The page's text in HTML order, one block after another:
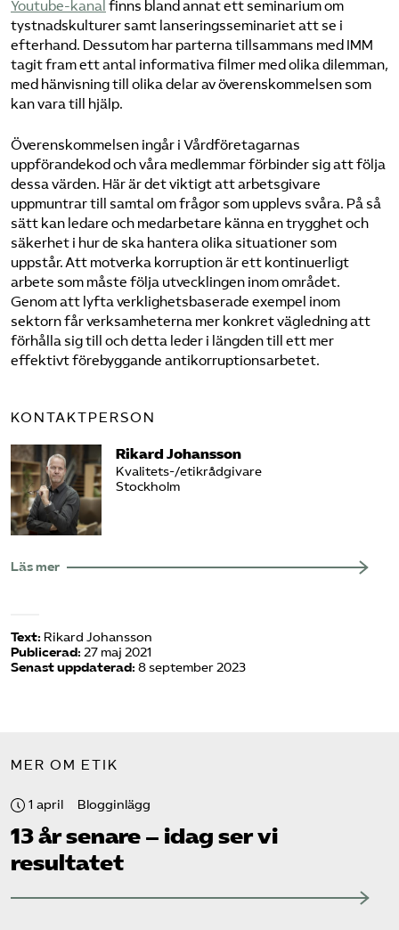
Youtube-kanal finns bland annat ett seminarium om
tystnadskulturer samt lanseringsseminariet att se i
efterhand. Dessutom har parterna tillsammans med IMM
tagit fram ett antal informativa filmer med olika dilemman,
med hänvisning till olika delar av överenskommelsen som
kan vara till hjälp.
Överenskommelsen ingår i Vårdföretagarnas
uppförandekod och våra medlemmar förbinder sig att följa
dessa värden. Här är det viktigt att arbetsgivare
uppmuntrar till samtal om frågor som upplevs svåra. På så
sätt kan ledare och medarbetare känna en trygghet och
säkerhet i hur de ska hantera olika situationer som
uppstår. Att motverka korruption är ett kontinuerligt
arbete som måste följa utvecklingen inom området.
Genom att lyfta verklighetsbaserade exempel inom
sektorn får verksamheterna mer konkret vägledning att
förhålla sig till och detta leder i längden till ett mer
effektivt förebyggande antikorruptionsarbetet.
KONTAKTPERSON
Rikard Johansson
Kvalitets-/etikrådgivare
Stockholm
Läs mer
Text: Rikard Johansson
Publicerad: 27 maj 2021
Senast uppdaterad: 8 september 2023
MER OM ETIK
1 april Blogginlägg
13 år senare – idag ser vi
resultatet